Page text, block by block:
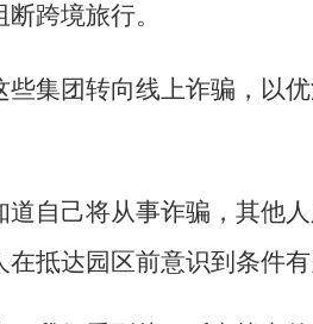
跨境旅行。
些集团转向线上诈骗，以
道自己将从事诈骗，其他
抵达园区前意识到条件有